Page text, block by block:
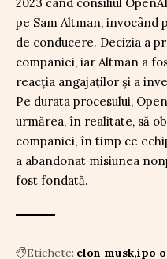
pe Sam Altman, invocând
de conducere. Decizia a
companiei, iar Altman a
reacția angajaților și a
Pe durata procesului,
urmărea, în realitate, să
companiei, în timp ce
a abandonat misiunea
fost fondată.
Etichete: elon musk ipo